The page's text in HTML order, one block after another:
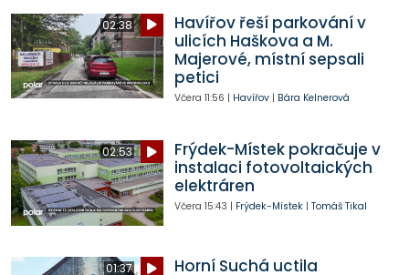
02:38
Havířov řeší parkování v
ulicích Haškova a M.
Majerové, místní sepsali
petici
Včera 11:56 | Havířov| Bára Kelnerová
02:53
Frýdek-Místek pokračuje v
instalaci fotovoltaických
elektráren
Včera 15:43 | Frýdek-Místek| Tomáš Tikal
01:37
Horní Suchá uctila